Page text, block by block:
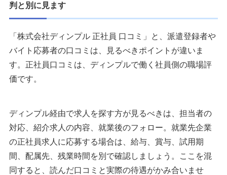
判と別に見ます
「株式会社ディンプル 正社員 口コミ」と、派遣登録者や
バイト応募者の口コミは、見るべきポイントが違いま
す。正社員口コミは、ディンプルで働く社員側の職場評
価です。
ディンプル経由で求人を探す方が見るべきは、担当者の
対応、紹介求人の内容、就業後のフォロー。就業先企業
の正社員求人に応募する場合は、給与、賞与、試用期
間、配属先、残業時間を別で確認しましょう。ここを混
同すると、読んだ口コミと実際の待遇がかみ合いませ